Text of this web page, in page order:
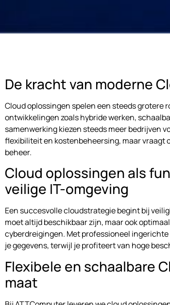
De kracht van moderne
Cloud oplossingen spelen een steeds grotere
ontwikkelingen zoals hybride werken,
samenwerking kiezen steeds meer bedrijven
flexibiliteit en kostenbeheersing, maar vraagt
beheer.
Cloud oplossingen als
veilige IT-omgeving
Een succesvolle cloudstrategie begint bij
moet altijd beschikbaar zijn, maar ook
cyberdreigingen. Met professioneel
je gegevens, terwijl je profiteert van hoge
Flexibele en schaalbare
maat